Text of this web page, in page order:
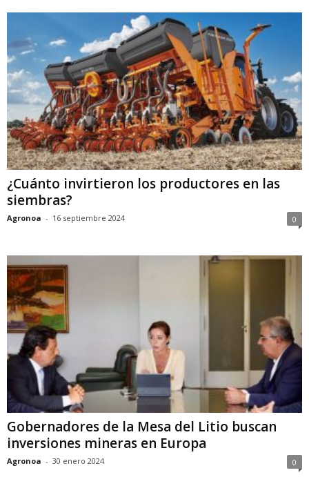
¿Cuánto invirtieron los productores en las
siembras?
Agronoa - 16 septiembre 2024 0
Gobernadores de la Mesa del Litio buscan
inversiones mineras en Europa
Agronoa - 30 enero 2024 0